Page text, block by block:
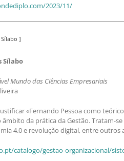
2023/11/
]
Sílabo
Mundo das Ciências Empresariais
«Fernando Pessoa como
âmbito da prática da Gestão. Tratam-
4.0 e revolução digital, entre outros
catalogo/gestao-organizacional/